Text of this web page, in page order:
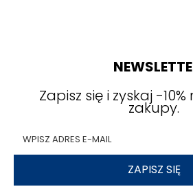
Zapisz się i zyskaj -
zakupy.
ZAPISZ SIĘ